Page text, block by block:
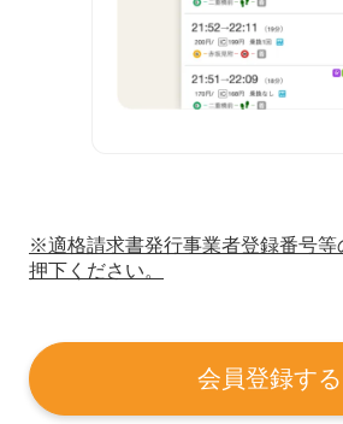
※適格請求書発行事業者登録番号等
押下ください。
会員登録する